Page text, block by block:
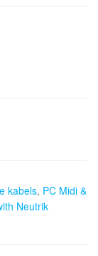
kabels, PC Midi &
Neutrik